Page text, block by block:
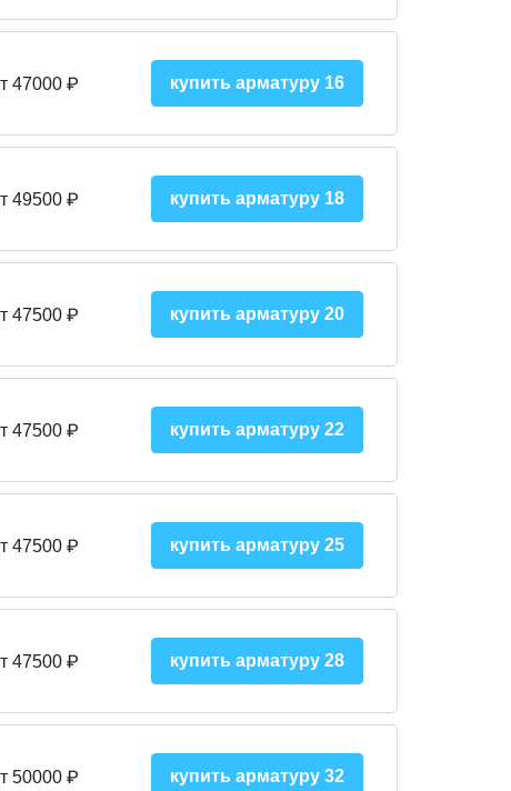
47000 ₽ купить арматуру 16
49500 ₽ купить арматуру 18
47500 ₽ купить арматуру 20
47500 ₽ купить арматуру 22
47500₽ купить арматуру 25
47500₽ купить арматуру 28
50000₽ купить арматуру 32